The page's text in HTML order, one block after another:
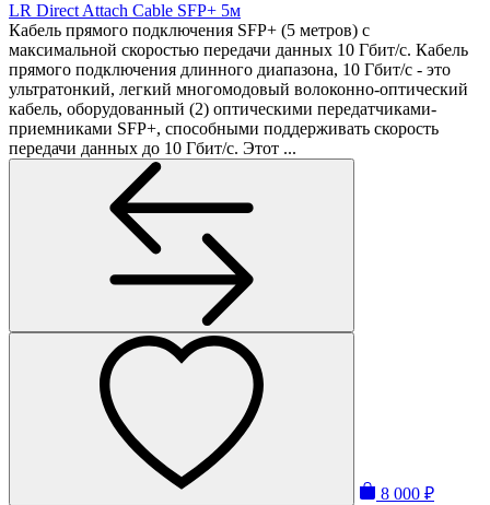
LR Direct Attach Cable SFP+ 5м
Кабель прямого подключения SFP+ (5 метров) с
максимальной скоростью передачи данных 10 Гбит/с. Кабель
прямого подключения длинного диапазона, 10 Гбит/с - это
ультратонкий, легкий многомодовый волоконно-оптический
кабель, оборудованный (2) оптическими передатчиками-
приемниками SFP+, способными поддерживать скорость
передачи данных до 10 Гбит/с. Этот ...
8 000 ₽